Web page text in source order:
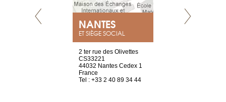
NANTES
ET SIÈGE SOCIAL
2 ter rue des Olivettes
CS33221
44032 Nantes Cedex 1
France
Tel : +33 2 40 89 34 44